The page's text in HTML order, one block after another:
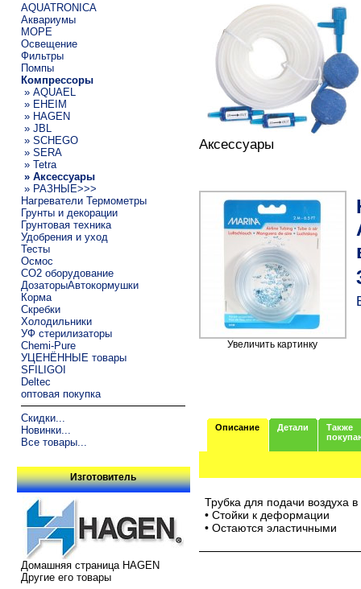
AQUATRONICA
Аквариумы
МОРЕ
Освещение
Фильтры
Помпы
Компрессоры
» AQUAEL
» EHEIM
» HAGEN
» JBL
» SCHEGO
» SERA
» Tetra
» Аксессуары
» РАЗНЫЕ>>>
Нагреватели Термометры
Грунты и декорации
Грунтовая техника
Удобрения и уход
Тесты
Осмос
CO2 оборудование
ДозаторыАвтокормушки
Корма
Скребки
Холодильники
УФ стерилизаторы
Chemi-Pure
УЦЕНЁННЫЕ товары
SFILIGOI
Deltec
оптовая покупка
Скидки...
Новинки...
Все товары...
Изготовитель
Домашняя страница HAGEN
Другие его товары
Аксессуары
Увеличить картинку
Описание Детали
Также
Трубка для подачи воздуха
• Стойки к деформации
• Остаются эластичными